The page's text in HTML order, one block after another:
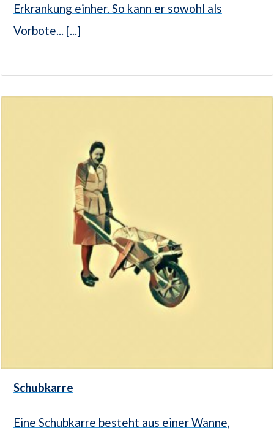
Erkrankung einher. So kann er sowohl als
Vorbote... [...]
Schubkarre
Eine Schubkarre besteht aus einer Wanne,